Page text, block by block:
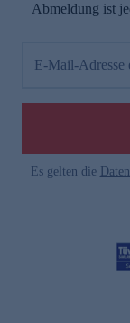
Abmeldung ist
E-Mail-Adresse
Es gelten die